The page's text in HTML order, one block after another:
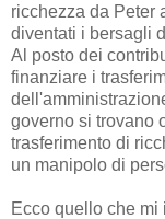
ricchezza da Peter
diventati i bersagli
Al posto dei
finanziare i
governo si trovano
trasferimento di
un manipolo di
Ecco quello che mi